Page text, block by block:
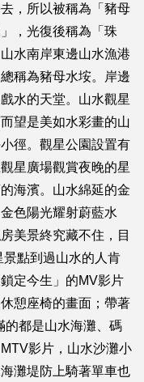
，所以被稱為「豬母
，光復後稱為「珠
水南岸東邊山水漁港
稱為豬母水垵。岸邊
水的天堂。山水觀星
望是美如水彩畫的山
徑。觀星公園設置有
星廣場觀賞夜晚的星
海濱。山水綿延的金
色陽光耀射蔚藍水
美景終究藏不住，目
點到過山水的人肯
定今生」的MV影片
憩座椅的畫面；帶著
的都是山水海灘、碼
影片，山水沙灘小
灘堤防上騎著單車也